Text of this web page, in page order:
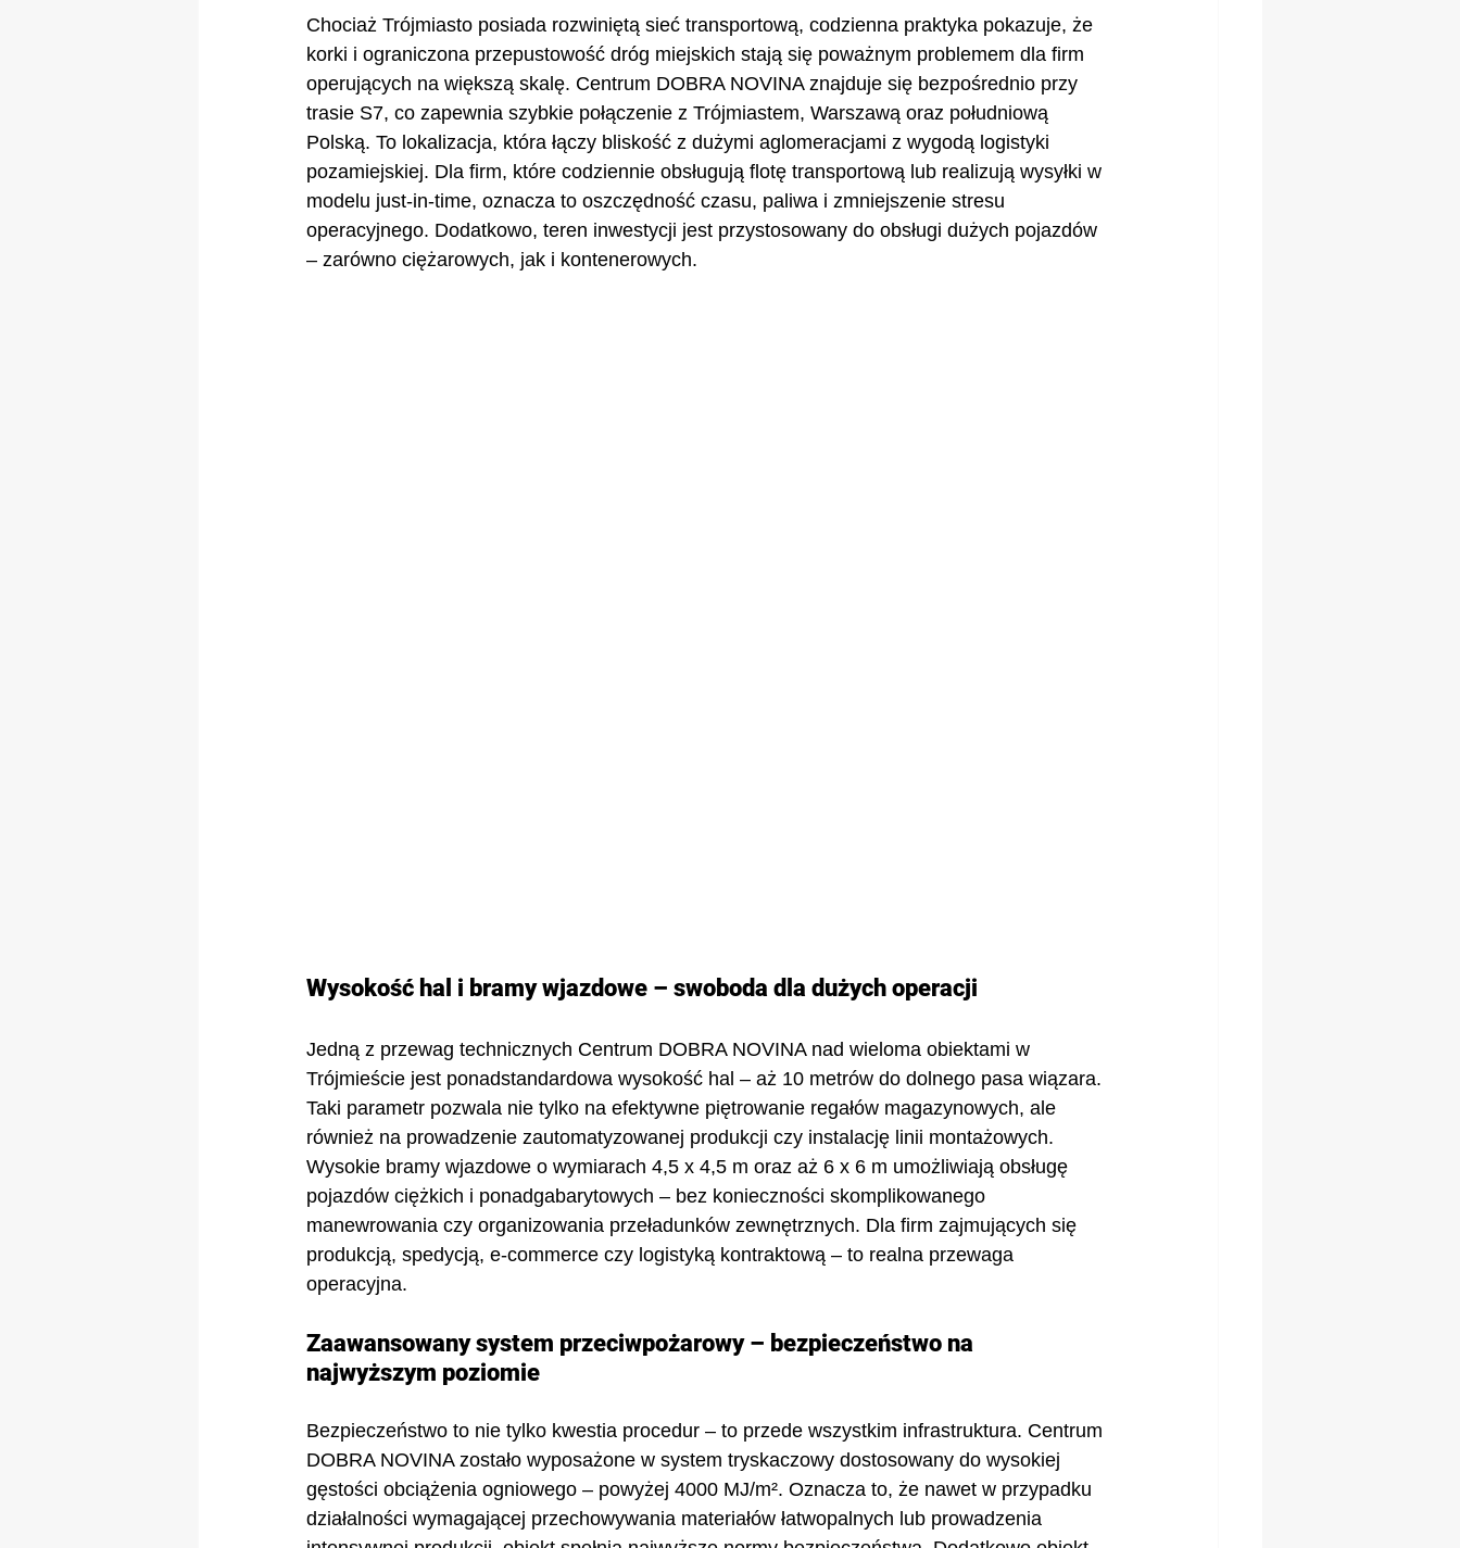
Chociaż Trójmiasto posiada rozwiniętą sieć transportową, codzienna praktyka pokazuje, że
korki i ograniczona przepustowość dróg miejskich stają się poważnym problemem dla firm
operujących na większą skalę. Centrum DOBRA NOVINA znajduje się bezpośrednio przy
trasie S7, co zapewnia szybkie połączenie z Trójmiastem, Warszawą oraz południową
Polską. To lokalizacja, która łączy bliskość z dużymi aglomeracjami z wygodą logistyki
pozamiejskiej. Dla firm, które codziennie obsługują flotę transportową lub realizują wysyłki w
modelu just-in-time, oznacza to oszczędność czasu, paliwa i zmniejszenie stresu
operacyjnego. Dodatkowo, teren inwestycji jest przystosowany do obsługi dużych pojazdów
– zarówno ciężarowych, jak i kontenerowych.
Wysokość hal i bramy wjazdowe – swoboda dla dużych operacji
Jedną z przewag technicznych Centrum DOBRA NOVINA nad wieloma obiektami w
Trójmieście jest ponadstandardowa wysokość hal – aż 10 metrów do dolnego pasa wiązara.
Taki parametr pozwala nie tylko na efektywne piętrowanie regałów magazynowych, ale
również na prowadzenie zautomatyzowanej produkcji czy instalację linii montażowych.
Wysokie bramy wjazdowe o wymiarach 4,5 x 4,5 m oraz aż 6 x 6 m umożliwiają obsługę
pojazdów ciężkich i ponadgabarytowych – bez konieczności skomplikowanego
manewrowania czy organizowania przeładunków zewnętrznych. Dla firm zajmujących się
produkcją, spedycją, e-commerce czy logistyką kontraktową – to realna przewaga
operacyjna.
Zaawansowany system przeciwpożarowy – bezpieczeństwo na
najwyższym poziomie
Bezpieczeństwo to nie tylko kwestia procedur – to przede wszystkim infrastruktura. Centrum
DOBRA NOVINA zostało wyposażone w system tryskaczowy dostosowany do wysokiej
gęstości obciążenia ogniowego – powyżej 4000 MJ/m². Oznacza to, że nawet w przypadku
działalności wymagającej przechowywania materiałów łatwopalnych lub prowadzenia